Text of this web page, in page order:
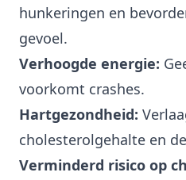
hunkeringen en
gevoel.
Verhoogde energie:
voorkomt crashes.
Hartgezondheid:
cholesterolgehalte en
Verminderd risico op